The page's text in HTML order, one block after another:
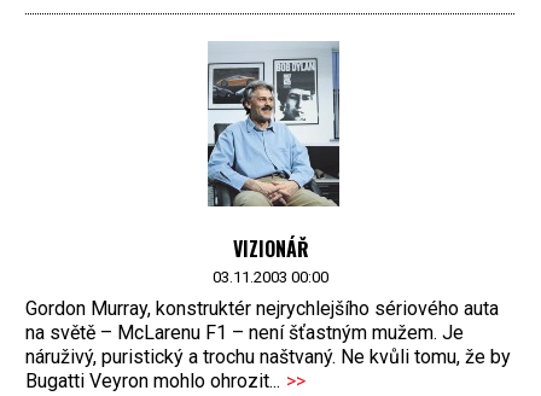
VIZIONÁŘ
03.11.2003 00:00
Gordon Murray, konstruktér nejrychlejšího sériového auta
na světě – McLarenu F1 – není šťastným mužem. Je
náruživý, puristický a trochu naštvaný. Ne kvůli tomu, že by
Bugatti Veyron mohlo ohrozit... >>